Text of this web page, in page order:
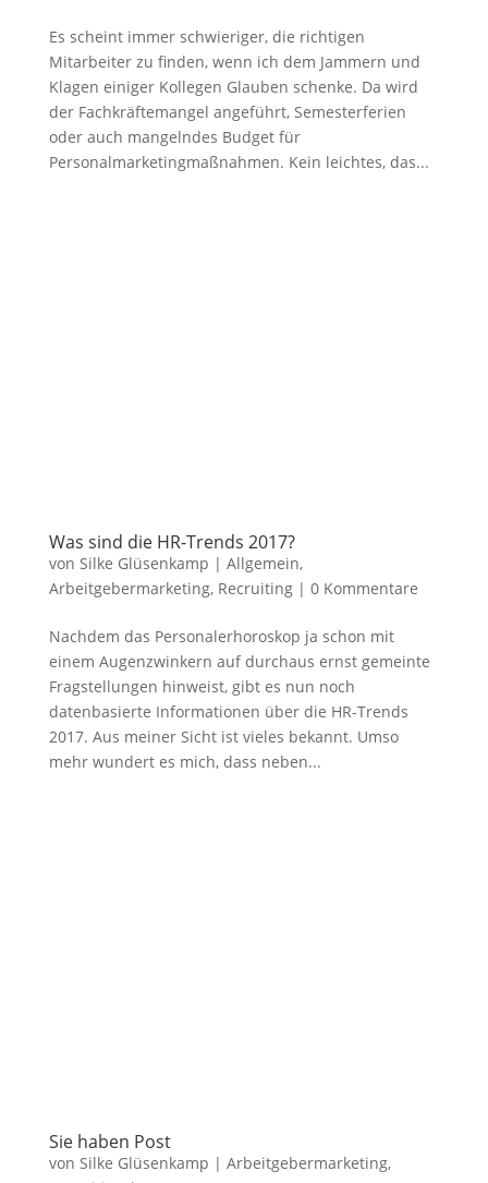
Es scheint immer schwieriger, die richtigen
Mitarbeiter zu finden, wenn ich dem Jammern und
Klagen einiger Kollegen Glauben schenke. Da wird
der Fachkräftemangel angeführt, Semesterferien
oder auch mangelndes Budget für
Personalmarketingmaßnahmen. Kein leichtes, das...
Was sind die HR-Trends 2017?
von Silke Glüsenkamp | Allgemein,
Arbeitgebermarketing, Recruiting| 0 Kommentare
Nachdem das Personalerhoroskop ja schon mit
einem Augenzwinkern auf durchaus ernst gemeinte
Fragstellungen hinweist, gibt es nun noch
datenbasierte Informationen über die HR-Trends
2017. Aus meiner Sicht ist vieles bekannt. Umso
mehr wundert es mich, dass neben...
Sie haben Post
von Silke Glüsenkamp | Arbeitgebermarketing,